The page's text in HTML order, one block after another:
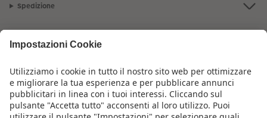
Spedizione
Qualità e sicurezza
Servizio clienti
L'azienda CEWE